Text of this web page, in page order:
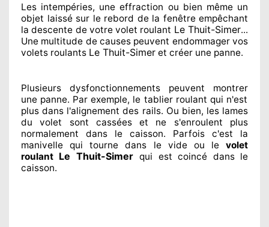
Les intempéries, une effraction ou bien même un
objet laissésur le rebord de la fenêtre empêchant
la descente de votre volet roulant Le Thuit-Simer...
Une multitude decauses peuvent endommagervos
volets roulants Le Thuit-Simer et créer une panne.
Plusieurs dysfonctionnements peuvent montrer
une panne. Par exemple, le tablier roulant qui n'est
plus dans l'alignement des rails. Ou bien, les lames
du volet sont casséeset ne s'enroulent plus
normalement dans le caisson. Parfois c'est la
manivelle qui tourne dans le vide ou le volet
roulant Le Thuit-Simer qui est coincé dans le
caisson.